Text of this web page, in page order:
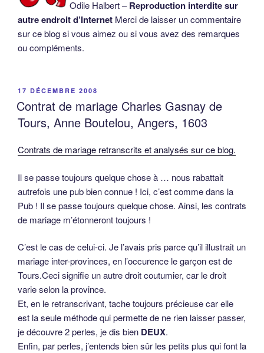
Odile Halbert –Reproduction interdite sur
autre endroit d’Internet Merci de laisser un commentaire
sur ce blog si vous aimez ou si vous avez des remarques
ou compléments.
PUBLIÉ
LE
17 DÉCEMBRE 2008
Contrat de mariage Charles Gasnay de
Tours, Anne Boutelou, Angers, 1603
Contrats de mariage retranscrits et analysés sur ce blog.
Il se passe toujours quelque chose à … nous rabattait
autrefois une pub bien connue ! Ici, c’est comme dans la
Pub ! Il se passe toujours quelque chose. Ainsi, les contrats
de mariage m’étonneront toujours !
C’est le cas de celui-ci. Je l’avais pris parce qu’il illustrait un
mariage inter-provinces, en l’occurence le garçon est de
Tours.Ceci signifie un autre droit coutumier, car le droit
varie selon la province.
Et, en le retranscrivant, tache toujours précieuse car elle
est la seule méthode qui permette de ne rien laisser passer,
je découvre 2 perles, je dis bien DEUX.
Enfin, par perles, j’entends bien sûr les petits plus qui font la